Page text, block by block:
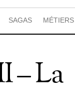
SAGAS MÉTIERS
– La